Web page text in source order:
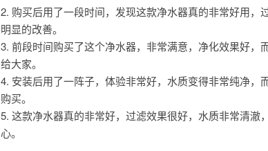
2. 购买后用了一段时间，发现这款净水器真的非常好用，
明显的改善。
3. 前段时间购买了这个净水器，非常满意，净化效果好
给大家。
4. 安装后用了一阵子，体验非常好，水质变得非常纯净
购买。
5. 这款净水器真的非常好，过滤效果很好，水质非常清澈
心。